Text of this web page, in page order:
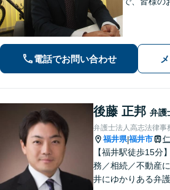
直通電話
【完全個室】
電話でお問い合わせ
後藤 正邦 弁護
弁護士法人高志法律事
福井県|福井市
【福井駅徒歩15分
務／相続／不動産
井にゆかりある弁護